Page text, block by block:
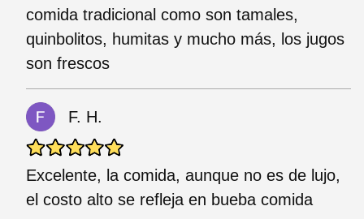
comida tradicional como son tamales,
quinbolitos, humitas y mucho más, los jugos
son frescos
F. H.
Excelente, la comida, aunque no es de lujo,
el costo alto se refleja en bueba comida